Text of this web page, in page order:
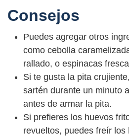
Consejos
Puedes agregar otros
como cebolla
rallado, o espinacas
Si te gusta la pita
sartén durante un minuto
antes de armar la pita.
Si prefieres los huevos
revueltos, puedes freír los